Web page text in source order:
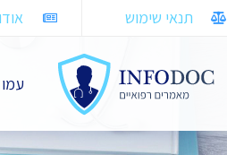
תנאי שימוש